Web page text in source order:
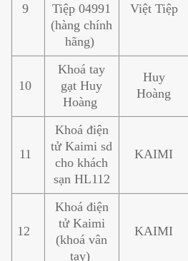
9
Tiệp 04991
(hàng chính
hãng)
Việt Tiệp
10
Khoá tay
gạt Huy
Hoàng
Huy
Hoàng
11
Khoá điện
tử Kaimi sd
cho khách
sạn HL112
KAIMI
12
Khoá điện
tử Kaimi
(khoá vân
tay)
KAIMI